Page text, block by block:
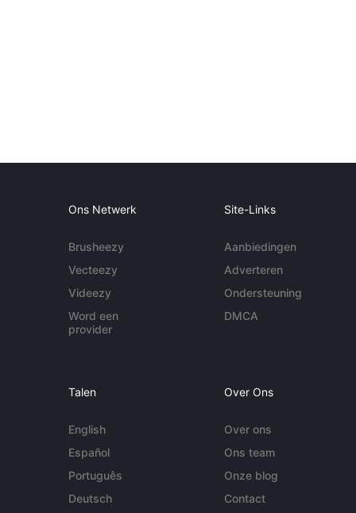
Ons Netwerk
Brusheezy
Vecteezy
Videezy
Word een
provider
Site-Links
Aanbiedingen
Adverteren
Ondersteuning
DMCA
Talen
English
Español
Português
Deutsch
Over Ons
Over ons
Ons team
Onze blog
Contact